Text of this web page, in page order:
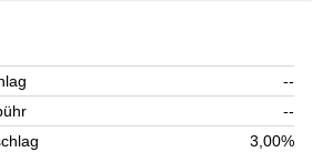
--
--
3,00%